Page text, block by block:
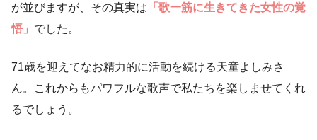
が並びますが、その真実は 「歌一筋に生きてきた女性の覚
悟」 でした。
71歳を迎えてなお精力的に活動を続ける天童よしみさ
ん。これからもパワフルな歌声で私たちを楽しませてくれ
るでしょう。